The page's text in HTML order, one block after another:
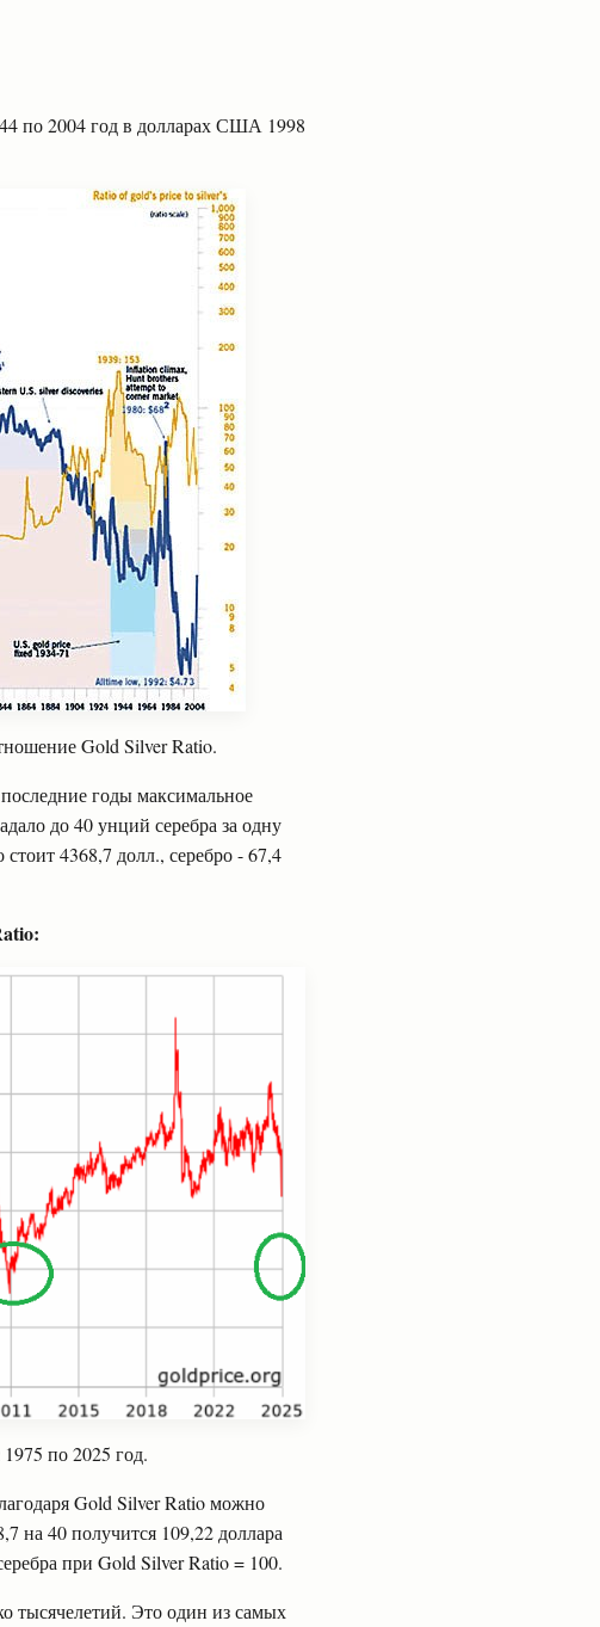
по 2004 год в долларах США 1998
Gold Silver Ratio.
годы максимальное
до 40 унций серебра за одну
стоит 4368,7 долл., серебро - 67,4
по 2025 год.
Gold Silver Ratio можно
на 40 получится 109,22 доллара
при Gold Silver Ratio = 100.
тысячелетий. Это один из самых